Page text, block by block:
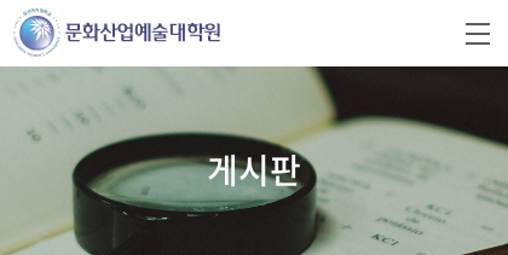
게시판